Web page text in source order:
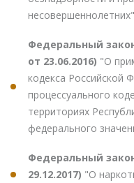
несовершеннолетних"
Федеральный
от 23.06.2016) "О
кодекса Российской
процессуального
территориях
федерального
Федеральный
29.12.2017) "О